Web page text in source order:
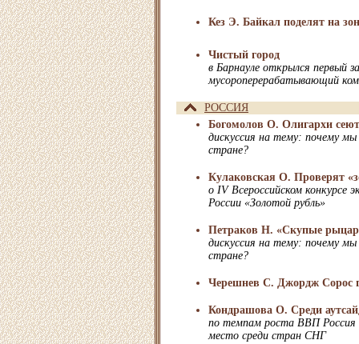
Кез Э. Байкал поделят на
Чистый город
в Барнауле открылся первый
мусороперерабатывающий
РОССИЯ
Богомолов О. Олигархи
дискуссия на тему: почему
стране?
Кулаковская О. Проверят
о IV Всероссийском конкурсе
России «Золотой рубль»
Петраков Н. «Скупые
дискуссия на тему: почему
стране?
Черешнев С. Джордж Сорос
Кондрашова О. Среди
по темпам роста ВВП Россия
место среди стран СНГ